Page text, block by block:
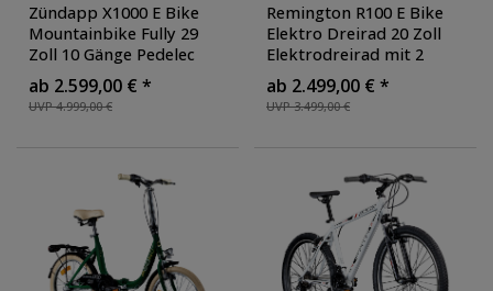
Zündapp X1000 E Bike
Mountainbike Fully 29
Zoll 10 Gänge Pedelec
Herren 165 - 190 cm
Elektrofahrrad 730Wh
Farbe: sunlight magic
UVP 4.999,00 €
ab 2.599,00 € *
Remington R100 E Bike
Elektro Dreirad 20 Zoll
Elektrodreirad mit 2
Akkus bis 120 km Pedelec
City mit tiefem Einstieg
klappbar, Farbe:
UVP 3.499,00 €
ab 2.499,00 € *